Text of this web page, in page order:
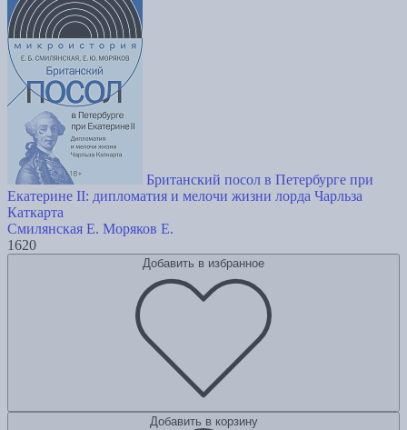
Британский посол в Петербурге при
Екатерине II: дипломатия и мелочи жизни лорда Чарльза
Каткарта
Смилянская Е. Моряков Е.
1620
Добавить в избранное
Добавить в корзину